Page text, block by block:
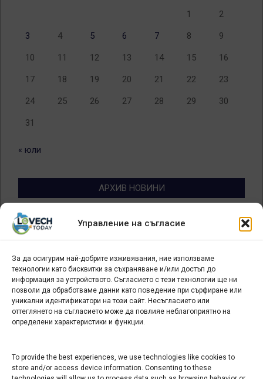
Управление на съгласие
За да осигурим най-добрите изживявания, ние използваме
технологии като бисквитки за съхраняване и/или достъп до
информация за устройството. Съгласието с тези технологии ще ни
позволи да обработваме данни като поведение при сърфиране или
уникални идентификатори на този сайт. Несъгласието или
оттеглянето на съгласието може да повлияе неблагоприятно на
определени характеристики и функции.
To provide the best experiences, we use technologies like cookies to
store and/or access device information. Consenting to these
1 2
3 4 5 6 7 8 9
10 11 12 13 14 15 16
17 18 19 20 21 22 23
24 25 26 27 28 29 30
31
« юли
АРХИВ НОВИНИ
Архив
новини
БИЗНЕС
Арт галерия "Мостове" – магазин за изкуство
СЕВЕРОЗАПАДА ИНФОРМАЦИОНЕН БИЗНЕС
ТУРИСТИЧЕСКИ КЛЪСТЕР
ИНСТИТУЦИИ В ЛОВЕЧ